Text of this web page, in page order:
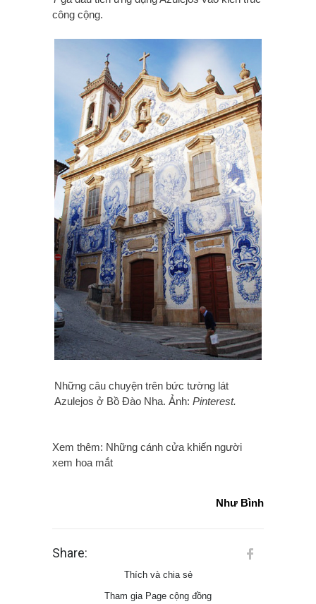
công cộng.
Những câu chuyện trên bức tường lát
Azulejos ở Bồ Đào Nha. Ảnh: Pinterest.
Xem thêm: Những cánh cửa khiến người
xem hoa mắt
Như Bình
Share:
Thích và chia sẻ
Tham gia Page cộng đồng